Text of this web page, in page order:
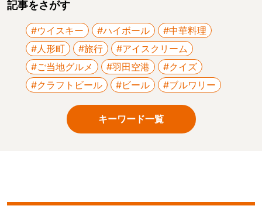
記事をさがす
#ウイスキー #ハイボール
#中華料理
#人形町
#旅行
#アイスクリーム
#ご当地グルメ
#羽田空港
#クイズ
#クラフトビール
#ビール #ブルワリー
キーワード一覧